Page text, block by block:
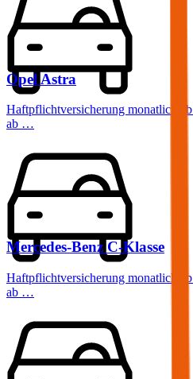
Opel Astra
Haftpflichtversicherung monatlich ab
ab …
Mercedes-Benz C-Klasse
Haftpflichtversicherung monatlich ab
ab …